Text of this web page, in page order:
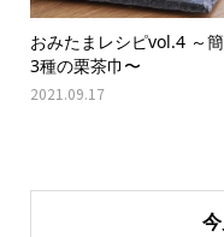
おみたまレシピvol.4 ～
3種の栗茶巾〜
2021.09.17